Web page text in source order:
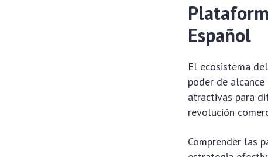
Español
El ecosistema
poder de
atractivas para
revolución
Comprender las